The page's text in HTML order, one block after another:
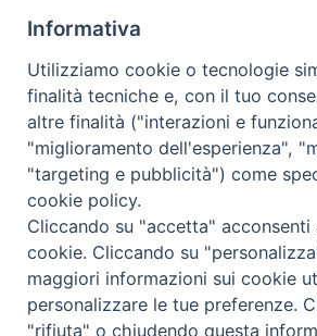
padre Pino Puglisi, che ha
prima …Continue reading
Pino
Puglisi:
“Se
ognuno
fa
si
può
fare
molto”
Insieme - settembre 2018,pinopuglisi
Informativa
Utilizziamo cookie o tecnologie
finalità tecniche e, con il tuo
altre finalità ("interazioni e
"miglioramento dell'esperienza",
"targeting e pubblicità") come
cookie policy.
Cliccando su "accetta"
cookie. Cliccando su
maggiori informazioni sui cookie
personalizzare le tue preferenze.
"rifiuta" o chiudendo questa